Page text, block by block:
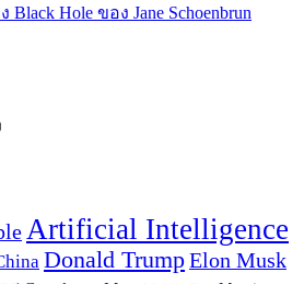
Hole ของ Jane Schoenbrun
Artificial Intelligence
Donald TrumpElon Musk